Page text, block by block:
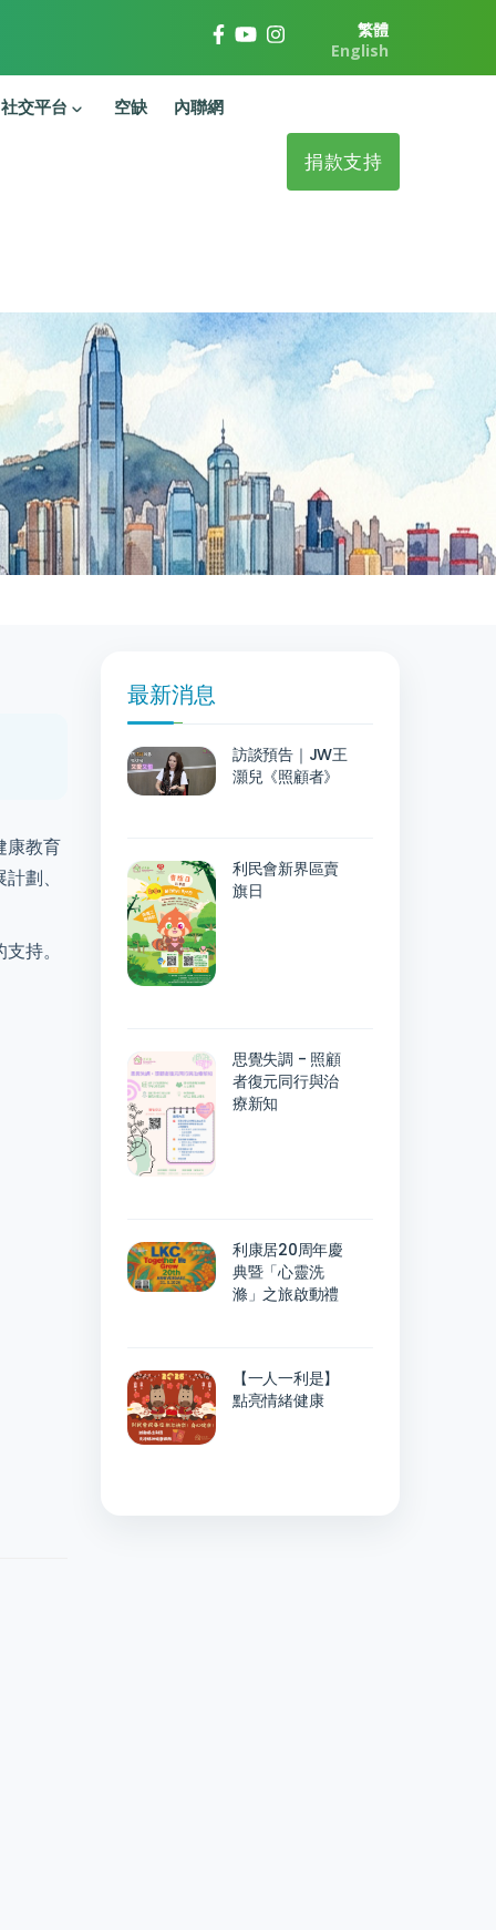
繁體
English
社交平台 空缺 內聯網
捐款支持
康教育
劃、
持。
最新消息
訪談預告｜JW王
灝兒《照顧者》
利民會新界區賣
旗日
思覺失調 - 照顧
者復元同行與治
療新知
利康居20周年慶
典暨「心靈洗
滌」之旅啟動禮
【一人一利是】
點亮情緒健康